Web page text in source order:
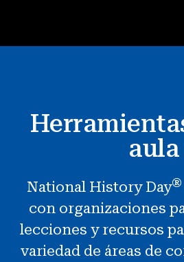
Recursos para maestros
Cursos
institutos
Enseñanza de
Investigación
aula
National History Day®
con organizaciones
lecciones y recursos
variedad de áreas de